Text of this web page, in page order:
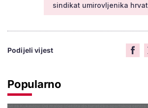
sindikat umirovljenika
Podijeli vijest
Popularno